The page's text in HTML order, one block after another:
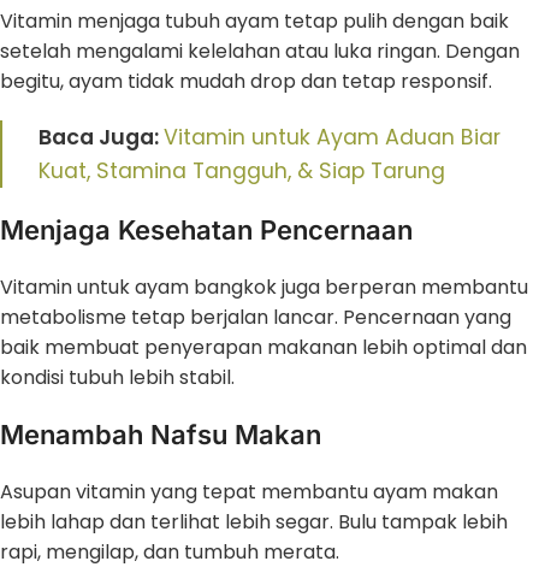
Vitamin menjaga tubuh ayam tetap pulih dengan baik
setelah mengalami kelelahan atau luka ringan. Dengan
begitu, ayam tidak mudah drop dan tetap responsif.
Baca Juga:Vitamin untuk Ayam Aduan Biar
Kuat, Stamina Tangguh, & Siap Tarung
Menjaga Kesehatan Pencernaan
Vitamin untuk ayam bangkok juga berperan membantu
metabolisme tetap berjalan lancar. Pencernaan yang
baik membuat penyerapan makanan lebih optimal dan
kondisi tubuh lebih stabil.
Menambah Nafsu Makan
Asupan vitamin yang tepat membantu ayam makan
lebih lahap dan terlihat lebih segar. Bulu tampak lebih
rapi, mengilap, dan tumbuh merata.